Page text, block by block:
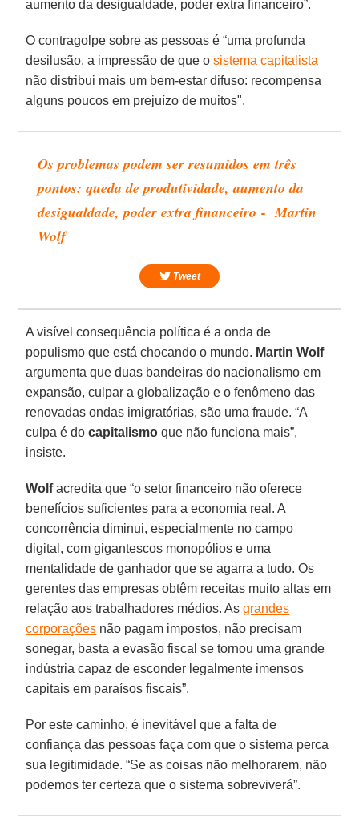
aumento da desigualdade, poder extra financeiro”.
O contragolpe sobre as pessoas é “uma profunda
desilusão, a impressão de que osistema capitalista
não distribui mais um bem-estar difuso: recompensa
alguns poucos em prejuízo de muitos".
Os problemas podem ser resumidos em três
pontos: queda de produtividade, aumento da
desigualdade, poder extra financeiro - Martin
Wolf
Tweet
A visível consequência política é a onda de
populismo que está chocando o mundo. Martin Wolf
argumenta que duas bandeiras do nacionalismo em
expansão, culpar a globalização e o fenômeno das
renovadas ondas imigratórias, são uma fraude. “A
culpa é docapitalismo que não funciona mais”,
insiste.
Wolfacredita que “o setor financeiro não oferece
benefícios suficientes para a economia real. A
concorrência diminui, especialmente no campo
digital, com gigantescos monopólios e uma
mentalidade de ganhador que se agarra a tudo. Os
gerentes das empresas obtêm receitas muito altas em
relação aos trabalhadores médios. Asgrandes
corporações não pagam impostos, não precisam
sonegar, basta a evasão fiscal se tornou uma grande
indústria capaz de esconder legalmente imensos
capitais em paraísos fiscais”.
Por este caminho, é inevitável que a falta de
confiança das pessoas faça com que o sistema perca
sua legitimidade. “Se as coisas não melhorarem, não
podemos ter certeza que o sistema sobreviverá”.